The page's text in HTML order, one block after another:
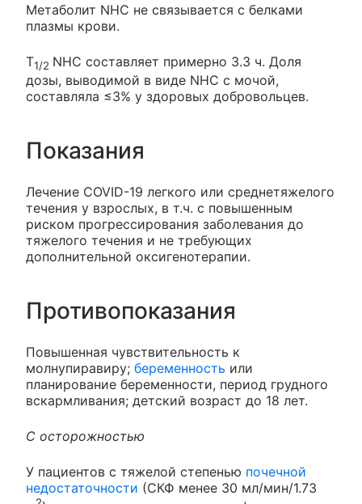
Метаболит NHC не связывается с белками
плазмы крови.
T1/2 NHC составляет примерно 3.3 ч. Доля
дозы, выводимой в виде NHC с мочой,
составляла ≤3% у здоровых добровольцев.
Показания
Лечение COVID-19 легкого или среднетяжелого
течения у взрослых, в т.ч. с повышенным
риском прогрессирования заболевания до
тяжелого течения и не требующих
дополнительной оксигенотерапии.
Противопоказания
Повышенная чувствительность к
молнупиравиру; беременность или
планирование беременности, период грудного
вскармливания; детский возраст до 18 лет.
С осторожностью
У пациентов с тяжелой степенью почечной
недостаточности (СКФ менее 30 мл/мин/1.73